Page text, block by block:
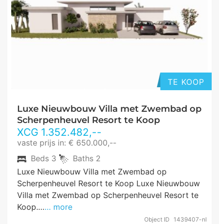
TE KOOP
Luxe Nieuwbouw Villa met Zwembad op
Scherpenheuvel Resort te Koop
XCG 1.352.482,--
vaste prijs in: € 650.000,--
Object ID 1439407-nl
Beds 3 Baths 2
Luxe Nieuwbouw Villa met Zwembad op
Scherpenheuvel Resort te Koop Luxe Nieuwbouw
Villa met Zwembad op Scherpenheuvel Resort te
Koop.…… more